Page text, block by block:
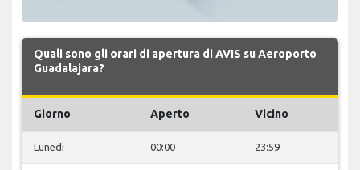
Quali sono gli orari di apertura di AVIS su Aeroporto
Guadalajara?
Giorno Aperto Vicino
Lunedi 00:00 23:59